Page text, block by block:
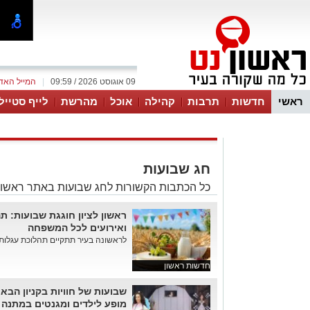
המייל 09 אוגוסט 2026 / 09:59
ראשי חדשות תרבות קהילה אוכל מהרשת לייף
חג שבועות
כל הכתבות הקשורות לחג שבועות באתר
חדשות ראשון
ראשון לציון חוגגת
ואירועים לכל המשפחה
לראשונה בעיר תתקיים תהלוכת עגלות
שבועות של חוויות בקניון
מופע לילדים ומגנטים במתנה